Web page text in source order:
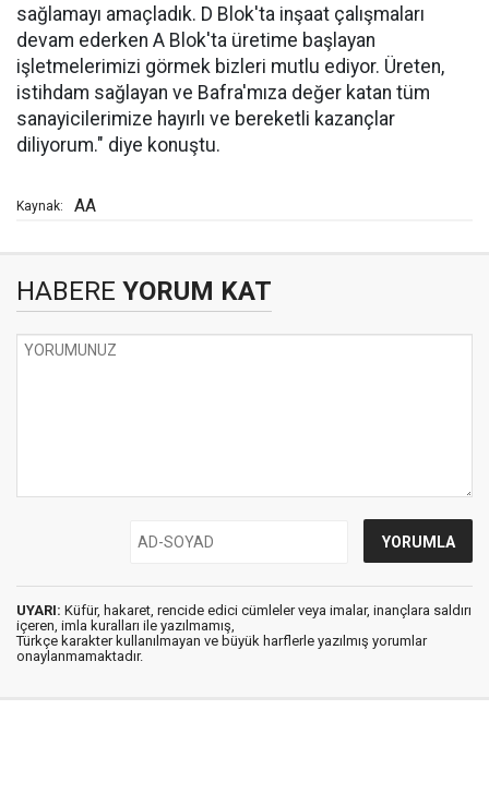
sağlamayı amaçladık. D Blok'ta inşaat çalışmaları
devam ederken A Blok'ta üretime başlayan
işletmelerimizi görmek bizleri mutlu ediyor. Üreten,
istihdam sağlayan ve Bafra'mıza değer katan tüm
sanayicilerimize hayırlı ve bereketli kazançlar
diliyorum." diye konuştu.
Kaynak: AA
HABERE YORUM KAT
UYARI: Küfür, hakaret, rencide edici cümleler veya imalar, inançlara saldırı
içeren, imla kuralları ile yazılmamış,
Türkçe karakter kullanılmayan ve büyük harflerle yazılmış yorumlar
onaylanmamaktadır.